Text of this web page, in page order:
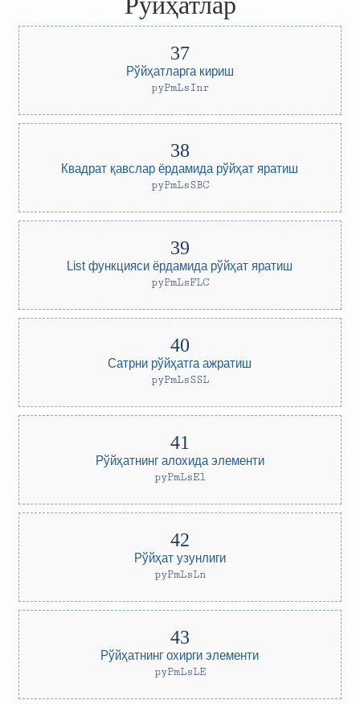
Рўйҳатларга кириш
pyPmLsInr
Квадрат қавслар ёрдамида рўйҳат яратиш
pyPmLsSBC
List функцияси ёрдамида рўйҳат яратиш
pyPmLsFLC
Сатрни рўйҳатга ажратиш
pyPmLsSSL
Рўйҳатнинг алохида элементи
pyPmLsEl
Рўйҳат узунлиги
pyPmLsLn
Рўйҳатнинг охирги элементи
pyPmLsLE